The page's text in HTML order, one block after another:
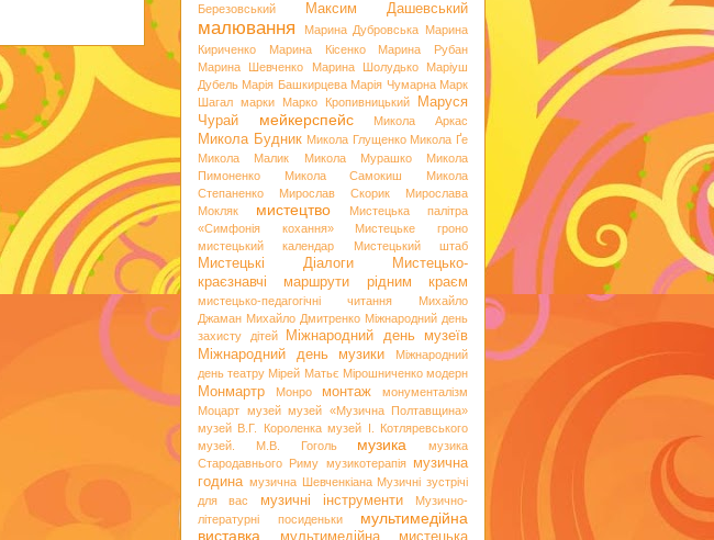
Березовський
Максим Дашевський
малювання Марина Дубровська Марина
Кириченко
Марина Кісенко
Марина Рубан
Марина Шевченко
Марина Шолудько
Маріуш
Дубель Марія Башкирцева Марія Чумарна Марк
Шагал марки Марко Кропивницький
Маруся
Чурай
мейкерспейс Микола Аркас
Микола Будник Микола Глущенко Микола Ґе
Микола Малик
Микола Мурашко
Микола
Пимоненко
Микола Самокиш
Микола
Степаненко
Мирослав Скорик
Мирослава
Мокляк
мистецтво
Мистецька палітра
«Симфонія кохання»
Мистецьке гроно
мистецький календар
Мистецький штаб
Мистецькі Діалоги
Мистецько-
краєзнавчі маршрути рідним краєм
мистецько-педагогічні читання
Михайло
Джаман Михайло Дмитренко Міжнародний день
захисту дітей
Міжнародний день музеїв
Міжнародний день музики
Міжнародний
день театру Мірей Матьє Мірошниченко модерн
Монмартр Монро монтаж
монументалізм
Моцарт музей музей «Музична Полтавщина»
музей В.Г. Короленка музей І. Котляревського
музей. М.В. Гоголь
музика
музика
Стародавнього Риму музикотерапія
музична
година музична Шевченкіана Музичні зустрічі
для вас
музичні інструменти
Музично-
літературні посиденьки
мультимедійна
виставка
мультимедійна мистецька